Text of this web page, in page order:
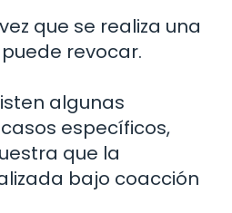
que se realiza una
revocar.
algunas
específicos,
que la
bajo coacción